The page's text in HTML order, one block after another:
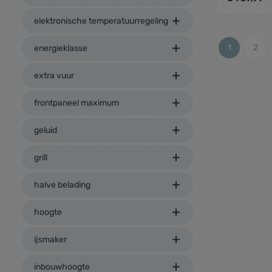
elektronische temperatuurregeling
energieklasse
extra vuur
frontpaneel maximum
geluid
grill
halve belading
hoogte
ijsmaker
inbouwhoogte
(boven- &
1 2